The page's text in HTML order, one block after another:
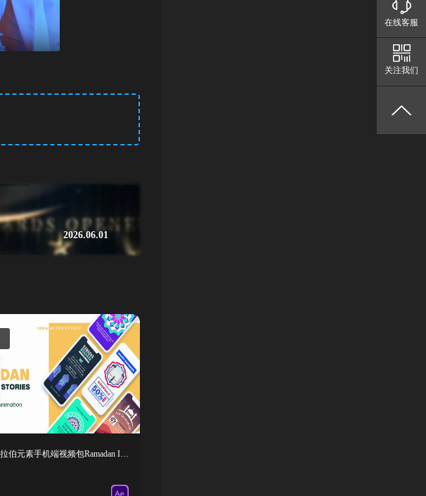
2026.06.01
AE模板-阿拉伯元素手机端视频包Ramadan Instagram Stories
在线客服
关注我们